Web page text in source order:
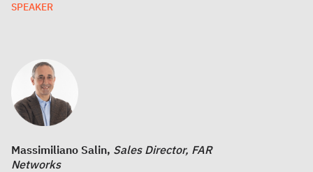
SPEAKER
Massimiliano Salin, Sales Director, FAR
Networks